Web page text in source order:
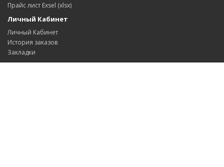
Прайс лист Exsel (xlsx)
Личный Кабинет
Личный Кабинет
История заказов
Закладки